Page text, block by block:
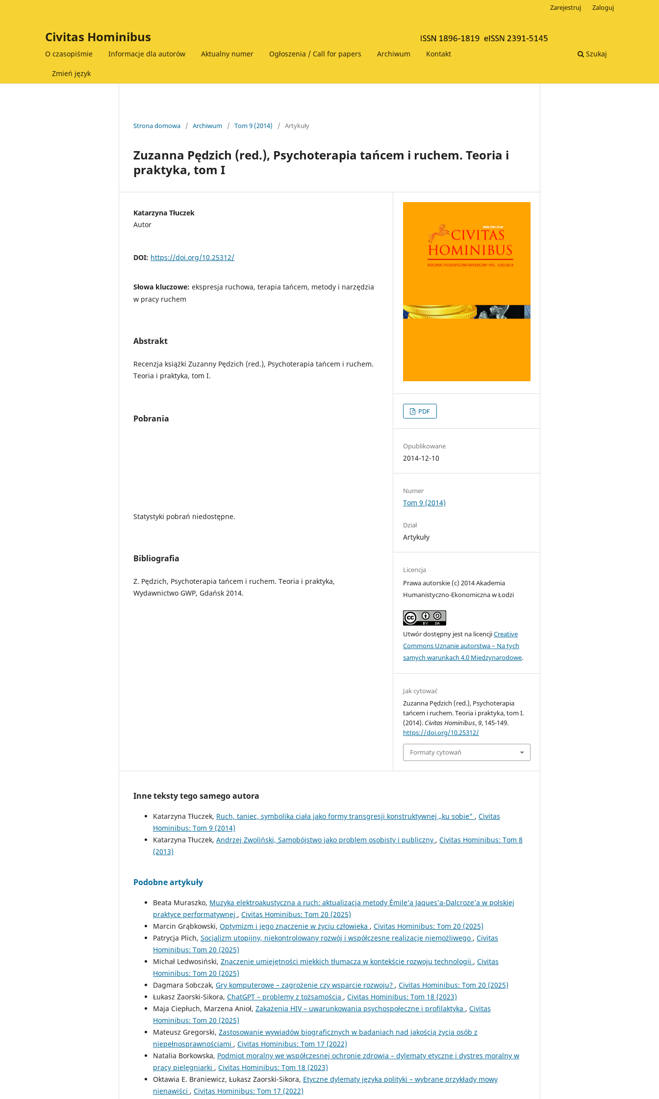
Civitas Hominibus
O czasopiśmie Informacje dla autorów Aktualny numer Ogłoszenia / Call for papers Archiwum Kontakt
Zmień język
Szukaj
Zarejestruj Zaloguj
Strona domowa / Archiwum / Tom 9 (2014) / Artykuły
Zuzanna Pędzich (red.), Psychoterapia tańcem i ruchem. Teoria i
praktyka, tom I
Katarzyna Tłuczek
Autor
DOI: https://doi.org/10.25312/
Słowa kluczowe: ekspresja ruchowa, terapia tańcem, metody i narzędzia
w pracy ruchem
Abstrakt
Recenzja książki Zuzanny Pędzich (red.), Psychoterapia tańcem i ruchem.
Teoria i praktyka, tom I.
Pobrania
Statystyki pobrań niedostępne.
Bibliografia
Z. Pędzich, Psychoterapia tańcem i ruchem. Teoria i praktyka,
Wydawnictwo GWP, Gdańsk 2014.
PDF
Opublikowane
2014-12-10
Numer
Tom 9 (2014)
Dział
Artykuły
Licencja
Prawa autorskie (c) 2014 Akademia
Humanistyczno-Ekonomiczna w Łodzi
Utwór dostępny jest na licencjiCreative
Commons Uznanie autorstwa – Na tych
samych warunkach 4.0 Miedzynarodowe.
Jak cytować
Zuzanna Pędzich (red.), Psychoterapia
tańcem i ruchem. Teoria i praktyka, tom I.
(2014). Civitas Hominibus,9, 145-149.
https://doi.org/10.25312/
Formaty cytowań
Inne teksty tego samego autora
Katarzyna Tłuczek, Ruch, taniec, symbolika ciała jako formy transgresji konstruktywnej „ku sobie” , Civitas
Hominibus: Tom 9 (2014)
Katarzyna Tłuczek, Andrzej Zwoliński, Samobójstwo jako problem osobisty i publiczny , Civitas Hominibus: Tom 8
(2013)
Podobne artykuły
Beata Muraszko, Muzyka elektroakustyczna a ruch: aktualizacja metody Émile’a Jaques’a-Dalcroze’a w polskiej
praktyce performatywnej , Civitas Hominibus: Tom 20 (2025)
Marcin Grąbkowski, Optymizm i jego znaczenie w życiu człowieka , Civitas Hominibus: Tom 20 (2025)
Patrycja Plich, Socjalizm utopijny, niekontrolowany rozwój i współczesne realizacje niemożliwego , Civitas
Hominibus: Tom 20 (2025)
Michał Ledwosiński, Znaczenie umiejętności miękkich tłumacza w kontekście rozwoju technologii , Civitas
Hominibus: Tom 20 (2025)
Dagmara Sobczak, Gry komputerowe – zagrożenie czy wsparcie rozwoju? , Civitas Hominibus: Tom 20 (2025)
Łukasz Zaorski-Sikora, ChatGPT – problemy z tożsamością , Civitas Hominibus: Tom 18 (2023)
Maja Ciepłuch, Marzena Anioł, Zakażenia HIV – uwarunkowania psychospołeczne i profilaktyka , Civitas
Hominibus: Tom 20 (2025)
Mateusz Gregorski, Zastosowanie wywiadów biograficznych w badaniach nad jakością życia osób z
niepełnosprawnościami , Civitas Hominibus: Tom 17 (2022)
Natalia Borkowska, Podmiot moralny we współczesnej ochronie zdrowia – dylematy etyczne i dystres moralny w
pracy pielęgniarki , Civitas Hominibus: Tom 18 (2023)
Oktawia E. Braniewicz, Łukasz Zaorski-Sikora, Etyczne dylematy języka polityki – wybrane przykłady mowy
nienawiści , Civitas Hominibus: Tom 17 (2022)